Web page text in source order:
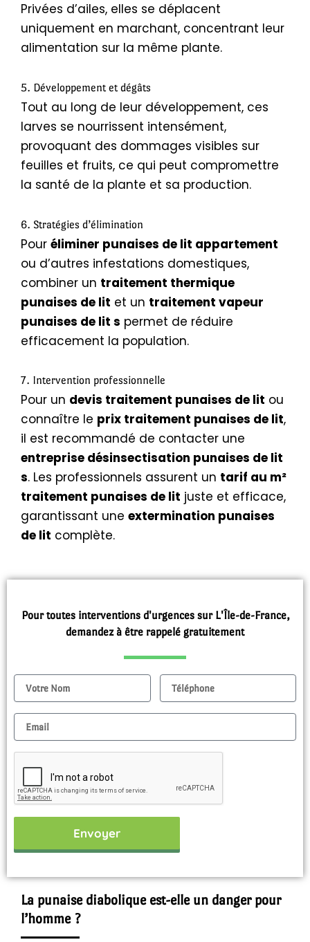
Privées d’ailes, elles se déplacent
uniquement en marchant, concentrant leur
alimentation sur la même plante.
5. Développement et dégâts
Tout au long de leur développement, ces
larves se nourrissent intensément,
provoquant des dommages visibles sur
feuilles et fruits, ce qui peut compromettre
la santé de la plante et sa production.
6. Stratégies d’élimination
Pour éliminer punaises de lit appartement
ou d’autres infestations domestiques,
combiner un traitement thermique
punaises de lit et un traitement vapeur
punaises de lit s permet de réduire
efficacement la population.
7. Intervention professionnelle
Pour un devis traitement punaises de lit ou
connaître le prix traitement punaises de lit,
il est recommandé de contacter une
entreprise désinsectisation punaises de lit
s. Les professionnels assurent un tarif au m²
traitement punaises de lit juste et efficace,
garantissant une extermination punaises
de lit complète.
Pour toutes interventions d'urgences sur L'Île-de-France,
demandez à être rappelé gratuitement
Nom Tel
Email
Envoyer
La punaise diabolique est-elle un danger pour
l’homme ?